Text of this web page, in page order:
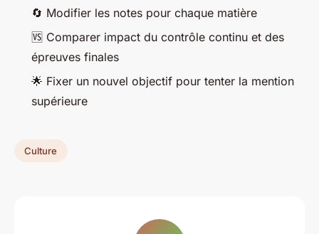
🔄 Modifier les notes pour chaque matière
🆚 Comparer impact du contrôle continu et des
épreuves finales
🌟 Fixer un nouvel objectif pour tenter la mention
supérieure
Culture